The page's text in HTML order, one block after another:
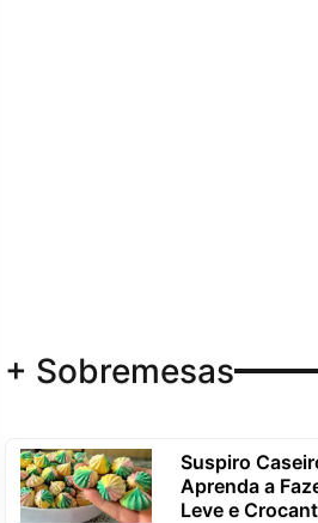
+ Sobremesas
Suspiro
Aprenda a
Leve e